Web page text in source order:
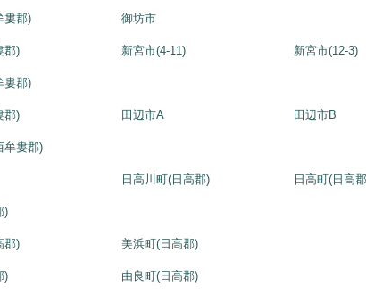
婁郡) 御坊市
郡) 新宮市(4-11) 新宮市(12-3)
婁郡)
郡) 田辺市A 田辺市B
牟婁郡)
日高川町(日高郡) 日高町(日高
)
郡) 美浜町(日高郡)
) 由良町(日高郡)